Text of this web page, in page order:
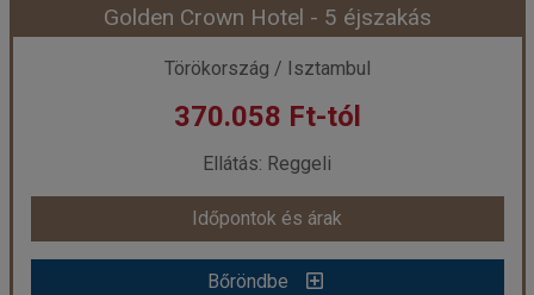
Időpont: 2026-08-12 | 5 éj
már 373.198 Ft-tól
Időpontok és árak
Bőröndbe
Golden Crown Hotel - 5 éjszakás
Törökország / Isztambul
370.058 Ft-tól
Ellátás: Reggeli
Időpontok és árak
Bőröndbe